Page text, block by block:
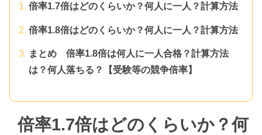
倍率1.7倍はどのくらいか？何人に一人？計算方法
倍率1.8倍はどのくらいか？何人に一人？計算方法
まとめ 倍率1.8倍は何人に一人合格？計算方法
は？何人落ちる？【受験等の競争倍率】
倍率1.7倍はどのくらいか？何